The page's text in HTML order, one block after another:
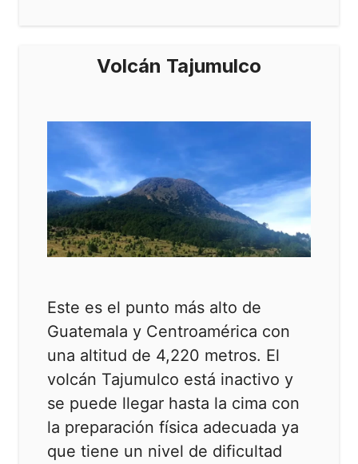
Volcán Tajumulco
Este es el punto más alto de
Guatemala y Centroamérica con
una altitud de 4,220 metros. El
volcán Tajumulco está inactivo y
se puede llegar hasta la cima con
la preparación física adecuada ya
que tiene un nivel de dificultad